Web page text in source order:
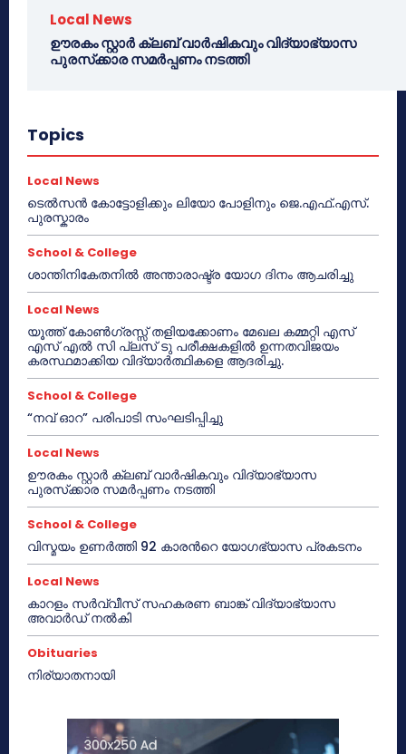
Local News
ഊരകം സ്റ്റാർ ക്ലബ് വാർഷികവും വിദ്യാഭ്യാസ
പുരസ്‌ക്കാര സമർപ്പണം നടത്തി
Topics
Local News
ടെൽസൻ കോട്ടോളിക്കും ലിയോ പോളിനും ജെ.എഫ്.എസ്.
പുരസ്കാരം
School & College
ശാന്തിനികേതനിൽ അന്താരാഷ്ട്ര യോഗ ദിനം ആചരിച്ചു
Local News
യൂത്ത് കോൺഗ്രസ്സ് തളിയക്കോണം മേഖല കമ്മറ്റി എസ്
എസ് എൽ സി പ്ലസ് ടു പരീക്ഷകളിൽ ഉന്നതവിജയം
കരസ്ഥമാക്കിയ വിദ്യാർത്ഥികളെ ആദരിച്ചു.
School & College
“നവ് ഓറ” പരിപാടി സംഘടിപ്പിച്ചു
Local News
ഊരകം സ്റ്റാർ ക്ലബ് വാർഷികവും വിദ്യാഭ്യാസ
പുരസ്‌ക്കാര സമർപ്പണം നടത്തി
School & College
വിസ്മയം ഉണർത്തി 92 കാരൻറെ യോഗഭ്യാസ പ്രകടനം
Local News
കാറളം സർവ്വീസ് സഹകരണ ബാങ്ക് വിദ്യാഭ്യാസ
അവാർഡ് നൽകി
Obituaries
നിര്യാതനായി